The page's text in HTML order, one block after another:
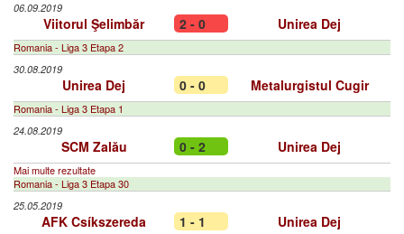
06.09.2019
Viitorul Şelimbăr 2 - 0 Unirea Dej
Romania - Liga 3 Etapa 2
30.08.2019
Unirea Dej 0 - 0 Metalurgistul Cugir
Romania - Liga 3 Etapa 1
24.08.2019
SCM Zalău 0 - 2 Unirea Dej
Mai multe rezultate
Romania - Liga 3 Etapa 30
25.05.2019
AFK Csíkszereda 1 - 1 Unirea Dej